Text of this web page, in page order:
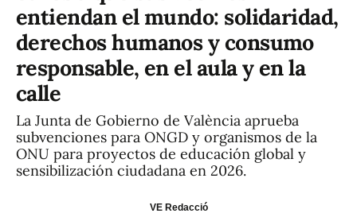
entiendan el mundo: solidaridad,
derechos humanos y consumo
responsable, en el aula y en la
calle
La Junta de Gobierno de València aprueba
subvenciones para ONGD y organismos de la
ONU para proyectos de educación global y
sensibilización ciudadana en 2026.
VE Redacció